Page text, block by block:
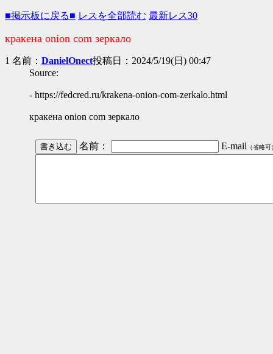
■掲示板に戻る■ レスを全部読む 最新レス30
кракена onion com зеркало
1 名前： DanielOnect投稿日：2024/5/19(日) 00:47
Source:
- https://fedcred.ru/krakena-onion-com-zerkalo.html
кракена onion com зеркало
名前： E-mail （省略可